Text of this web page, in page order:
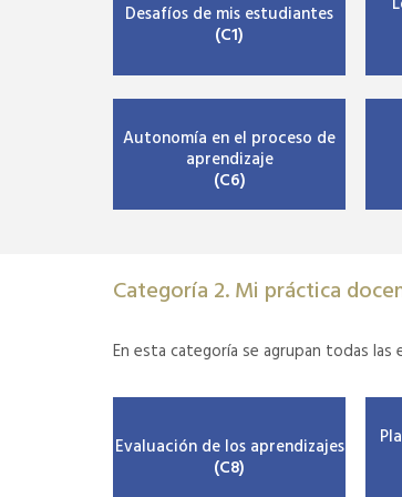
Desafíos de mis estudiantes
(C1)
Autonomía en el proceso de
aprendizaje
(C6)
Categoría 2. Mi práctica
En esta categoría se agrupan todas
Evaluación de los aprendizajes
(C8)